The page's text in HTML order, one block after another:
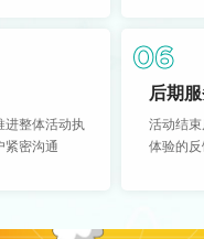
进整体活动执
紧密沟通
06
后期
活动结
体验的